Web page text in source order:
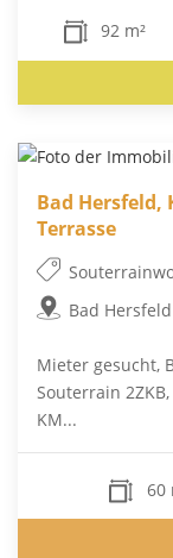
92 m²
Bad Hersfeld,
Terrasse
Bad Hersfeld
Mieter gesucht,
Souterrain
KM...
60